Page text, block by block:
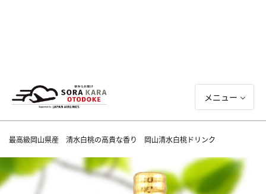
メニュー
最高級岡山県産 清水白桃の高貴な香り 岡山清水白桃ドリンク